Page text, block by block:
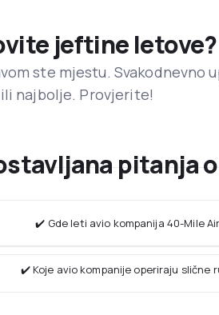
jeftine letove?
ste mjestu. Svakodnevno
najbolje. Provjerite!
pitanja
✔️ Gde leti avio kompanija 40-Mile
✔️ Koje avio kompanije operiraju slične